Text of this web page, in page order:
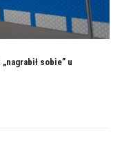
sobie” u